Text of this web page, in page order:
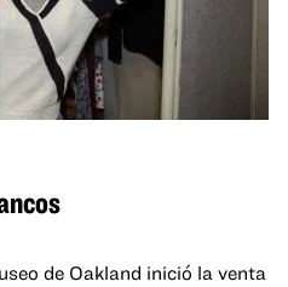
de Oakland inició la venta